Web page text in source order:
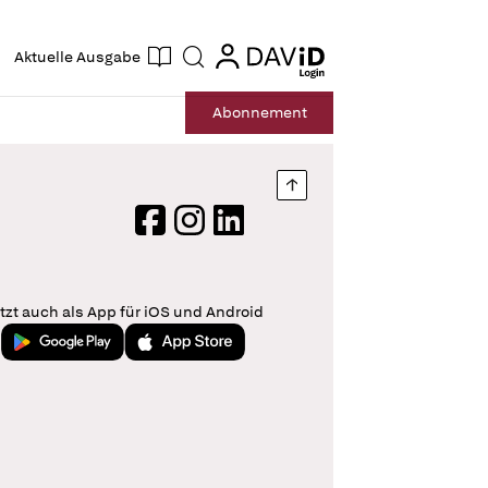
Aktuelle Ausgabe Suche login
login
Abonnement
Nach oben springen
FacebookInstagram
LinkedIn
auch als App für iOS und Android
Jetzt bei Google PlayLaden im App Store